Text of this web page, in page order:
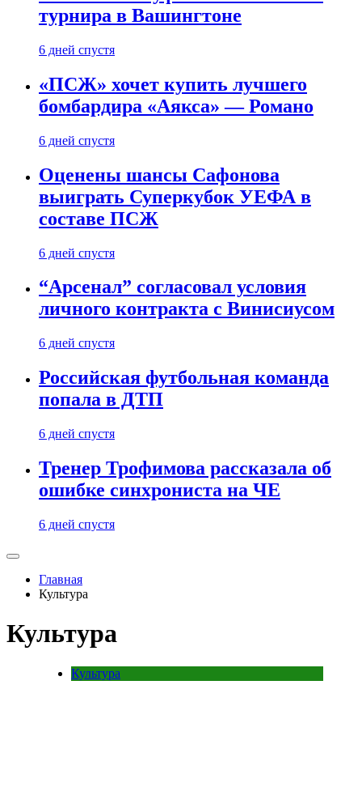
турнира в Вашингтоне
6 дней спустя
«ПСЖ» хочет купить лучшего
бомбардира «Аякса» — Романо
6 дней спустя
Оценены шансы Сафонова
выиграть Суперкубок УЕФА в
составе ПСЖ
6 дней спустя
“Арсенал” согласовал условия
личного контракта с Винисиусом
6 дней спустя
Российская футбольная команда
попала в ДТП
6 дней спустя
Тренер Трофимова рассказала об
ошибке синхрониста на ЧЕ
6 дней спустя
Главная
Культура
Культура
Культура